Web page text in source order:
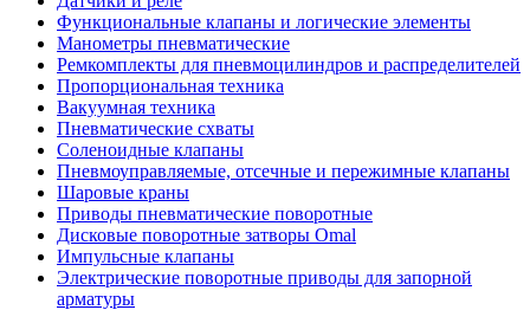
Функциональные клапаны и логические элементы
Манометры пневматические
Ремкомплекты для пневмоцилиндров и распределителей
Пропорциональная техника
Вакуумная техника
Пневматические схваты
Соленоидные клапаны
Пневмоуправляемые, отсечные и пережимные клапаны
Шаровые краны
Приводы пневматические поворотные
Дисковые поворотные затворы Omal
Импульсные клапаны
Электрические поворотные приводы для запорной
арматуры